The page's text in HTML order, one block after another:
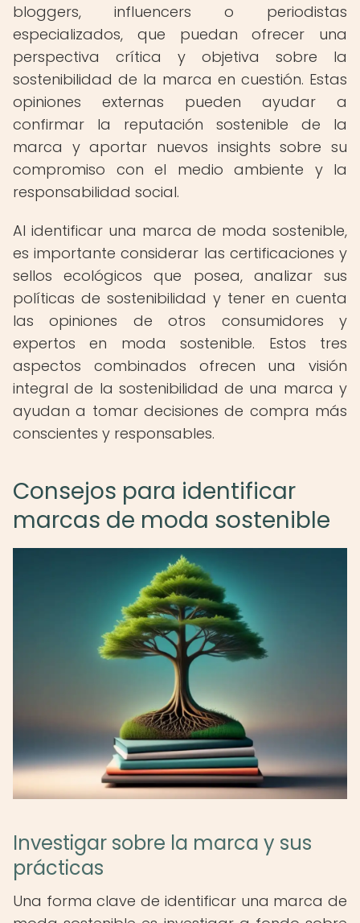
bloggers, influencers o periodistas
especializados, que puedan ofrecer una
perspectiva crítica y objetiva sobre la
sostenibilidad de la marca en cuestión. Estas
opiniones externas pueden ayudar a
confirmar la reputación sostenible de la
marca y aportar nuevos insights sobre su
compromiso con el medio ambiente y la
responsabilidad social.
Al identificar una marca de moda sostenible,
es importante considerar las certificaciones y
sellos ecológicos que posea, analizar sus
políticas de sostenibilidad y tener en cuenta
las opiniones de otros consumidores y
expertos en moda sostenible. Estos tres
aspectos combinados ofrecen una visión
integral de la sostenibilidad de una marca y
ayudan a tomar decisiones de compra más
conscientes y responsables.
Consejos para identificar
marcas de moda sostenible
Investigar sobre la marca y sus
prácticas
Una forma clave de identificar una marca de